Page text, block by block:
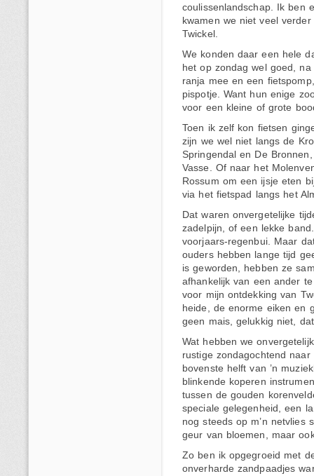
coulissenlandschap. Ik ben
kwamen we niet veel
Twickel.
We konden daar een hele
het op zondag wel goed,
ranja mee en een
pispotje. Want hun enige
voor een kleine of grote
Toen ik zelf kon fietsen
zijn we wel niet langs de
Springendal en De
Vasse. Of naar het
Rossum om een ijsje eten
via het fietspad langs het
Dat waren onvergetelijke
zadelpijn, of een lekke
voorjaars-regenbui. Maar
ouders hebben lange tijd
is geworden, hebben ze
afhankelijk van een ander
voor mijn ontdekking van
heide, de enorme eiken en
geen mais, gelukkig niet,
Wat hebben we
rustige zondagochtend
bovenste helft van ’n
blinkende koperen
tussen de gouden
speciale gelegenheid, een
nog steeds op m’n netvlies
geur van bloemen, maar
Zo ben ik opgegroeid met
onverharde zandpaadjes